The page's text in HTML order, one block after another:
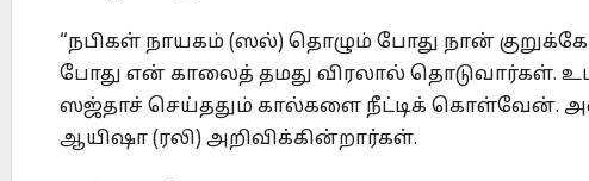
“நபிகள் நாயகம் (ஸல்) தொழும் போது நான்
போது என் காலைத் தமது விரலால்
ஸஜ்தாச் செய்ததும் கால்களை நீட்டிக் கொள்வேன்.
ஆயிஷா (ரலி) அறிவிக்கின்றார்கள்.